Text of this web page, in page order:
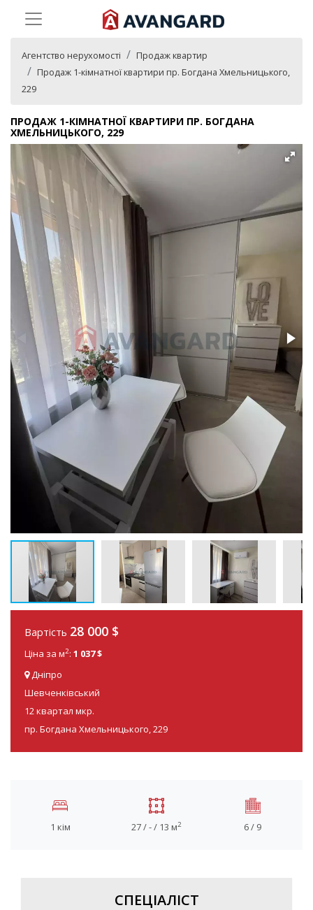
Агентство нерухомості
Продаж квартир
Продаж 1-кімнатної квартири пр. Богдана Хмельницького,
229
ПРОДАЖ 1-КІМНАТНОЇ КВАРТИРИ ПР. БОГДАНА
ХМЕЛЬНИЦЬКОГО, 229
Вартість 28 000 $
Ціна за м2: 1 037 $
Дніпро
Шевченківський
12 квартал мкр.
пр. Богдана Хмельницького, 229
1 кім 27 / - / 13 м2 6 / 9
СПЕЦІАЛІСТ